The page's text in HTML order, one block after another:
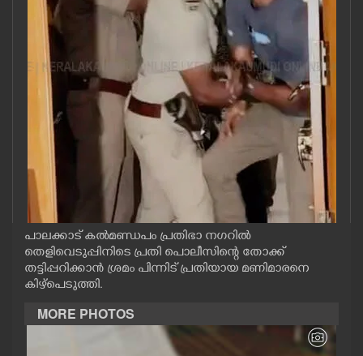
CASE DIARY
CINEMA
OPINION
PHOTOS
LIFESTYLE
SPIRITUAL
INFO+
പാലക്കാട് കൽമണ്ഡപം പ്രതിഭാ നഗറിൽ
തെളിവെടുപ്പിനിടെ പ്രതി പൊലീസിന്റെ തോക്ക്
തട്ടിപ്പറിക്കാൻ ശ്രമം പിന്നിട് പ്രതിയായ മണിമാരനെ
കിഴ്പെടുത്തി.
MORE PHOTOS